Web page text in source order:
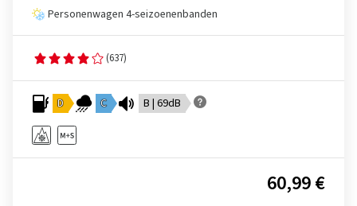
Personenwagen 4-seizoenenbanden
(637)
D C B | 69dB
60,99 €